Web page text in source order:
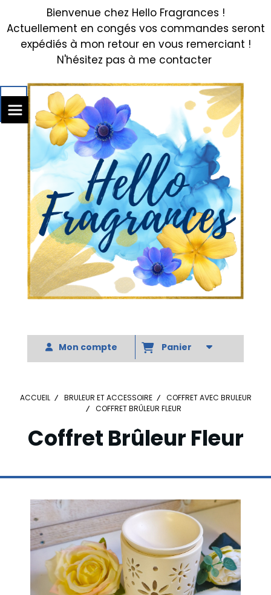
Bienvenue chez Hello Fragrances !
Actuellement en congés vos commandes seront
expédiés à mon retour en vous remerciant !
N'hésitez pas à me contacter
Mon compte Panier
ACCUEIL BRULEUR ET ACCESSOIRE
COFFRET AVEC BRULEUR
COFFRET BRÛLEUR FLEUR
Coffret Brûleur Fleur